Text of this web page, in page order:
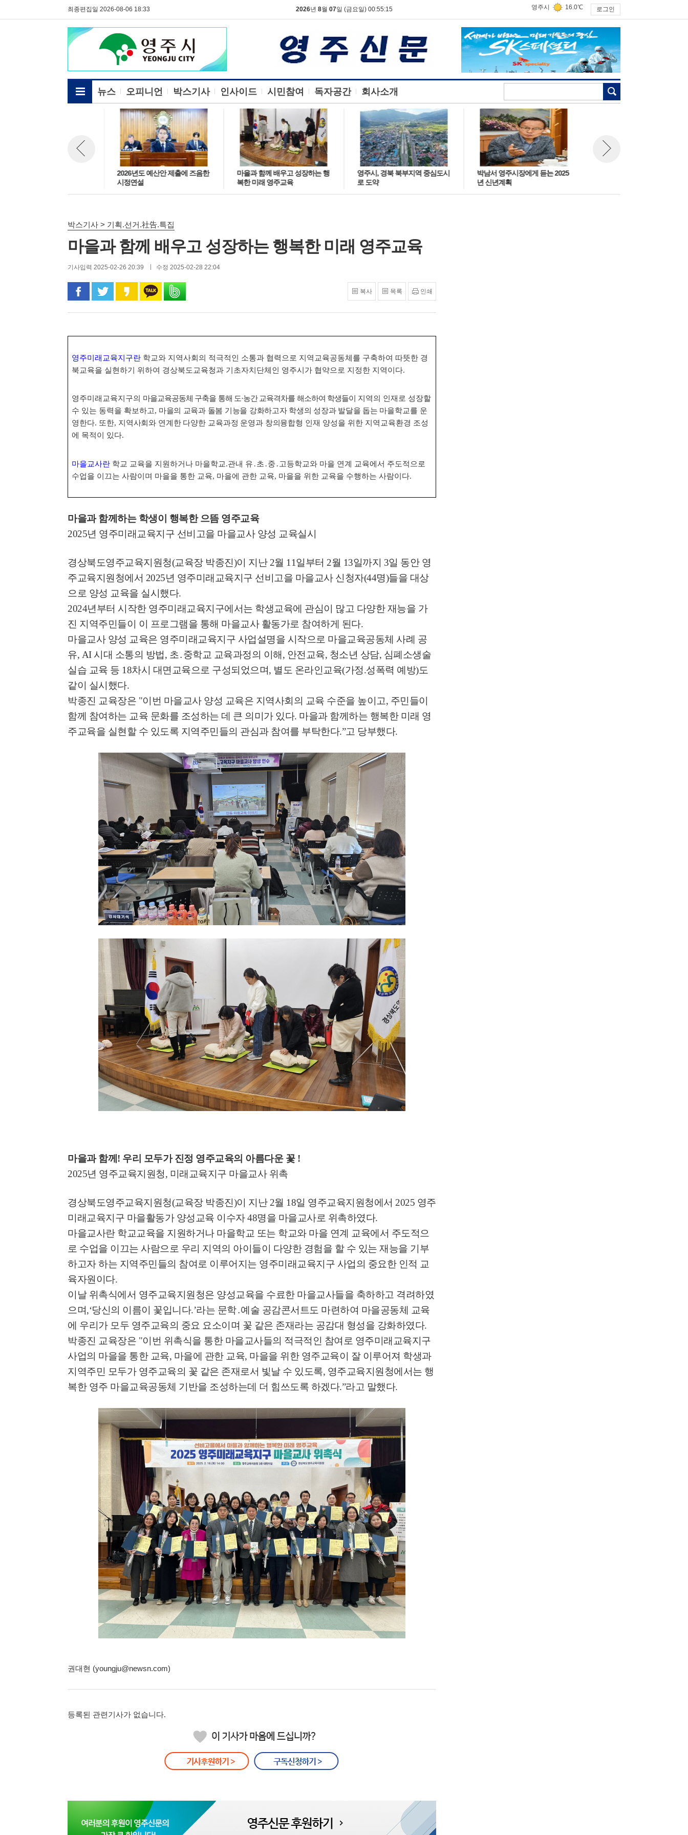
최종편집일 2026-08-06 18:33 2026년 8월 07일 (금요일) 00:55:16 영주시 16.0℃ 로그인
뉴스 오피니언 박스기사 인사이드 시민참여 독자공간 회사소개
전체메뉴보기
2026년도 예산안 제출에 즈음한
시정연설
마을과 함께 배우고 성장하는 행
복한 미래 영주교육
영주시, 경북 북부지역 중심도시
로 도약
박남서 영주시장에게 듣는 2025
년 신년계획
박스기사 > 기획.선거.社告.특집
마을과 함께 배우고 성장하는 행복한 미래 영주교육
기사입력 2025-02-26 20:39 수정 2025-02-28 22:04
페이스북으로 공유
트위터로 공유카카오 스토리로 공유
카카오톡으로 공유
복사 목록 인쇄
영주미래교육지구란 학교와 지역사회의 적극적인 소통과 협력으로 지역교육공동체를 구축하여 따뜻한 경
북교육을 실현하기 위하여 경상북도교육청과 기초자치단체인 영주시가 협약으로 지정한 지역이다.
영주미래교육지구의 마을교육공동체 구축을 통해 도·농간 교육격차를 해소하여 학생들이
지역의 인재로 성장할
수 있는 동력을 확보하고, 마을의 교육과 돌봄 기능을 강화하고자 학생의 성장과 발달을 돕는 마을학교를 운
영한다. 또한, 지역사회와 연계한 다양한 교육과정 운영과 창의융합형 인재 양성을 위한 지역교육환경 조성
에 목적이 있다.
마을교사란 학교 교육을 지원하거나 마을학교.관내 유 ․초 ․중 ․ 고등학교와 마을 연계 교육에서 주도적으로
수업을 이끄는 사람이며 마을을 통한 교육, 마을에 관한 교육, 마을을 위한 교육을 수행하는 사람이다.
마을과 함께하는 학생이 행복한 으뜸 영주교육
2025년 영주미래교육지구 선비고을 마을교사 양성 교육실시
경상북도영주교육지원청(교육장 박종진)이 지난 2월 11일부터 2월 13일까지 3일 동안 영
주교육지원청에서 2025년 영주미래교육지구 선비고을 마을교사 신청자(44명)들을 대상
으로 양성 교육을 실시했다.
2024년부터 시작한 영주미래교육지구에서는 학생교육에 관심이 많고 다양한 재능을 가
진 지역주민들이 이 프로그램을 통해 마을교사 활동가로 참여하게 된다.
마을교사 양성 교육은 영주미래교육지구 사업설명을 시작으로 마을교육공동체 사례 공
유, AI 시대 소통의 방법, 초․중학교 교육과정의 이해 , 안전교육, 청소년 상담, 심폐소생술
실습 교육 등 18차시 대면교육으로 구성되었으며, 별도 온라인교육(가정.성폭력 예방)도
같이 실시했다.
박종진 교육장은 "이번 마을교사 양성 교육은 지역사회의 교육 수준을 높이고, 주민들이
함께 참여하는 교육 문화를 조성하는 데 큰 의미가 있다. 마을과 함께하는 행복한 미래 영
주교육을 실현할 수 있도록 지역주민들의 관심과 참여를 부탁한다.”고 당부했다.
마을과 함께 ! 우리 모두가 진정 영주교육의 아름다운 꽃 !
2025년 영주교육지원청, 미래교육지구 마을교사 위촉
경상북도영주교육지원청(교육장 박종진)이 지난 2월 18일 영주교육지원청에서 2025 영주
미래교육지구 마을활동가 양성교육 이수자48명을 마을교사로 위촉하였다.
마을교사란 학교교육을 지원하거나 마을학교 또는 학교와 마을 연계 교육에서 주도적으
로 수업을 이끄는 사람으로 우리 지역의 아이들이 다양한 경험을 할 수 있는 재능을 기부
하고자 하는 지역주민들의 참여로 이루어지는 영주미래교육지구 사업의 중요한 인적 교
육자원이다.
이날 위촉식에서 영주교육지원청은 양성교육을 수료한 마을교사들을 축하하고 격려하였
으며,‘당신의 이름이 꽃입니다.’라는 문학․예술 공감콘서트도 마련하여 마을공동체 교육
에 우리가 모두 영주교육의 중요 요소이며 꽃 같은 존재라는 공감대 형성을 강화하였다.
박종진 교육장은 "이번 위촉식을 통한 마을교사들의 적극적인 참여로 영주미래교육지구
사업의 마을을 통한 교육, 마을에 관한 교육, 마을을 위한 영주교육이 잘 이루어져 학생과
지역주민 모두가 영주교육의 꽃 같은 존재로서 빛날 수 있도록, 영주교육지원청에서는 행
복한 영주 마을교육공동체 기반을 조성하는데 더 힘쓰도록 하겠다.”라고 말했다.
권대현 (youngju@newsn.com)
등록된 관련기사가 없습니다.